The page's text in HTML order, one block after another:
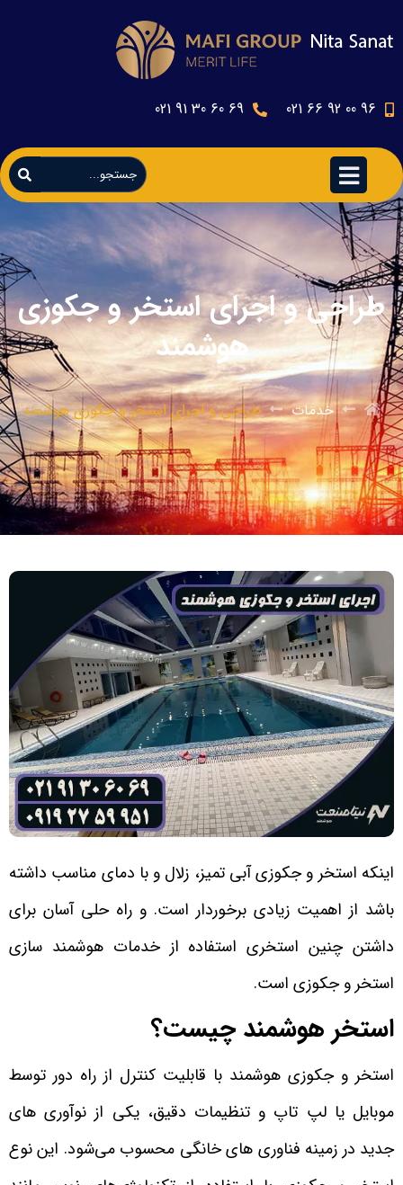
96 00 92 66 021
69 60 30 91 021
طراحی و اجرای استخر و جکوزی
هوشمند
خدمات طراحی و اجرای استخر و جکوزی هوشمند
اینکه استخر و جکوزی آبی تمیز، زلال و با دمای مناسب داشته
باشد از اهمیت زیادی برخوردار است. و راه حلی آسان برای
داشتن چنین استخری استفاده از خدمات هوشمند سازی
استخر و جکوزی است.
استخر هوشمند چیست؟
استخر و جکوزی هوشمند با قابلیت کنترل از راه دور توسط
موبایل یا لپ تاپ و تنظیمات دقیق، یکی از نوآوری های
جدید در زمینه فناوری های خانگی محسوب می‌شود. این نوع